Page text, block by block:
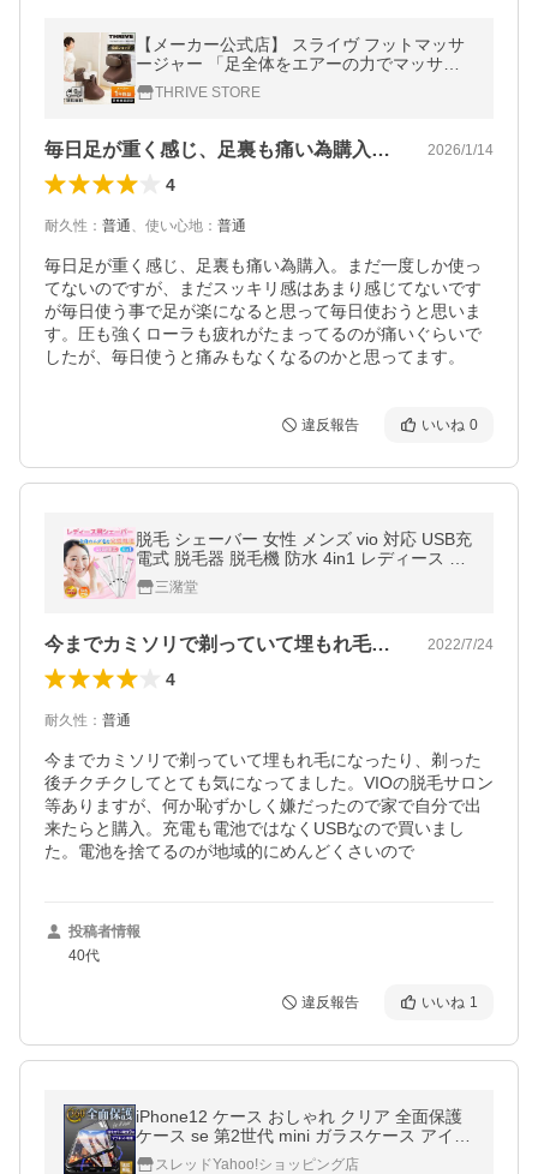
【メーカー公式店】 スライヴ フットマッサ
ージャー 「足全体をエアーの力でマッサー
ジ ＋ 足裏はローラーで刺激」 MD-8761 ブ
ラウン 管理医療機器
THRIVE STORE
毎日足が重く感じ、足裏も痛い為購入。ま… 2026/1/14
4
耐久性 ： 普通、 使い心地 ： 普通
毎日足が重く感じ、足裏も痛い為購入。まだ一度しか使っ
てないのですが、まだスッキリ感はあまり感じてないです
が毎日使う事で足が楽になると思って毎日使おうと思いま
す。圧も強くローラも疲れがたまってるのが痛いぐらいで
したが、毎日使うと痛みもなくなるのかと思ってます。
違反報告 いいね 0
脱毛 シェーバー 女性 メンズ vio 対応 USB充
電式 脱毛器 脱毛機 防水 4in1 レディース 女
性 三潴堂
今までカミソリで剃っていて埋もれ毛にな… 2022/7/24
4
耐久性 ： 普通
今までカミソリで剃っていて埋もれ毛になったり、剃った
後チクチクしてとても気になってました。VIOの脱毛サロン
等ありますが、何か恥ずかしく嫌だったので家で自分で出
来たらと購入。充電も電池ではなくUSBなので買いまし
た。電池を捨てるのが地域的にめんどくさいので
投稿者情報
40代
違反報告 いいね 1
iPhone12 ケース おしゃれ クリア 全面保護
ケース se 第2世代 mini ガラスケース アイフ
ォン 12 頑丈 耐衝撃 Pro Max スマホケース
スレッドYahoo!ショッピング店